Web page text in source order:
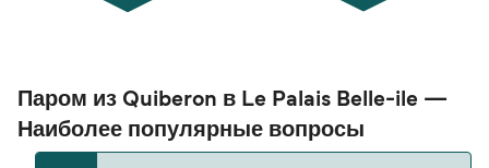
Паром из Quiberon в Le Palais Belle-ile —
Наиболее популярные вопросы